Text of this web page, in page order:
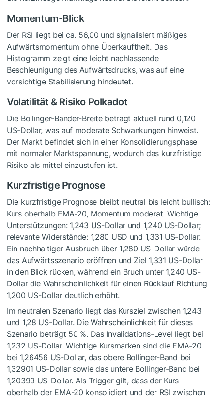
Momentum-Blick
Der RSI liegt bei ca. 56,00 und signalisiert mäßiges
Aufwärtsmomentum ohne Überkauftheit. Das
Histogramm zeigt eine leicht nachlassende
Beschleunigung des Aufwärtsdrucks, was auf eine
vorsichtige Stabilisierung hindeutet.
Volatilität & Risiko Polkadot
Die Bollinger-Bänder-Breite beträgt aktuell rund 0,120
US-Dollar, was auf moderate Schwankungen hinweist.
Der Markt befindet sich in einer Konsolidierungsphase
mit normaler Marktspannung, wodurch das kurzfristige
Risiko als mittel einzustufen ist.
Kurzfristige Prognose
Die kurzfristige Prognose bleibt neutral bis leicht bullisch:
Kurs oberhalb EMA-20, Momentum moderat. Wichtige
Unterstützungen: 1,243 US-Dollar und 1,240 US-Dollar;
relevante Widerstände: 1,280 USD und 1,331 US-Dollar.
Ein nachhaltiger Ausbruch über 1,280 US-Dollar würde
das Aufwärtsszenario eröffnen und Ziel 1,331 US-Dollar
in den Blick rücken, während ein Bruch unter 1,240 US-
Dollar die Wahrscheinlichkeit für einen Rücklauf Richtung
1,200 US-Dollar deutlich erhöht.
Im neutralen Szenario liegt das Kursziel zwischen 1,243
und 1,28 US-Dollar. Die Wahrscheinlichkeit für dieses
Szenario beträgt 50 %. Das Invalidations-Level liegt bei
1,232 US-Dollar. Wichtige Kursmarken sind die EMA-20
bei 1,26456 US-Dollar, das obere Bollinger-Band bei
1,32901 US-Dollar sowie das untere Bollinger-Band bei
1,20399 US-Dollar. Als Trigger gilt, dass der Kurs
oberhalb der EMA-20 konsolidiert und der RSI zwischen